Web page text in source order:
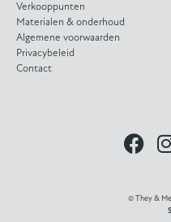
Verkooppunten
Materialen & onderhoud
Algemene voorwaarden
Privacybeleid
Contact
© They &